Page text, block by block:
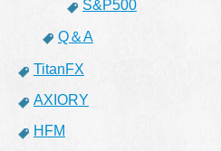
S&P500
Q＆A
TitanFX
AXIORY
HFM